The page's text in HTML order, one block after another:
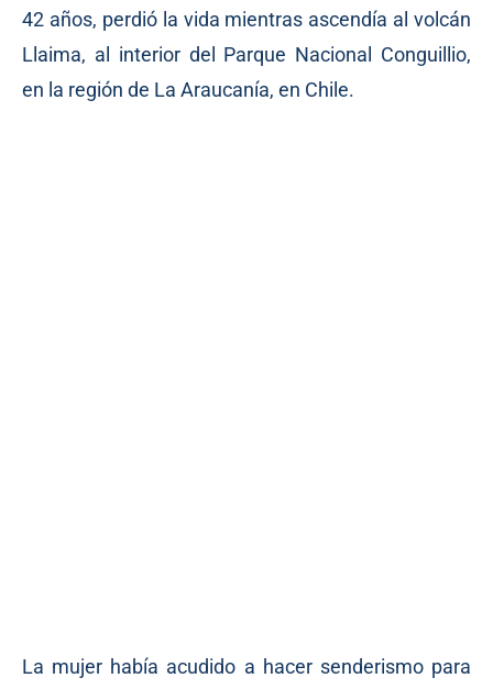
42 años, perdió la vida mientras ascendía al volcán
Llaima, al interior del Parque Nacional Conguillio,
en la región de La Araucanía, en Chile.
La mujer había acudido a hacer senderismo para